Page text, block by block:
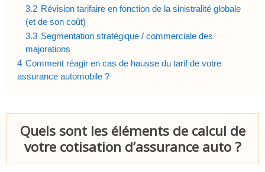
3.2 Révision tarifaire en fonction de la sinistralité globale
(et de son coût)
3.3 Segmentation stratégique / commerciale des
majorations
4 Comment réagir en cas de hausse du tarif de votre
assurance automobile ?
Quels sont les éléments de calcul de
votre cotisation d’assurance auto ?